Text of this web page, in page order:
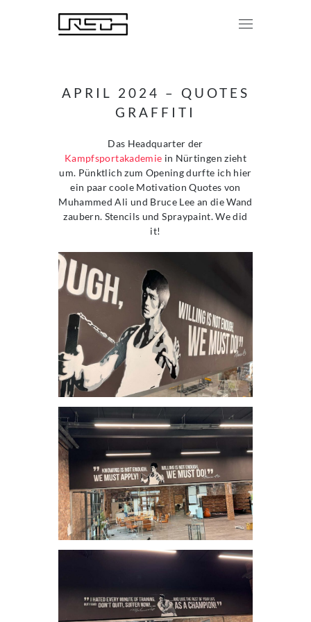
APRIL 2024 – QUOTES
GRAFFITI
Das Headquarter der
Kampfsportakademie in Nürtingen zieht
um. Pünktlich zum Opening durfte ich hier
ein paar coole Motivation Quotes von
Muhammed Ali und Bruce Lee an die Wand
zaubern. Stencils und Spraypaint. We did
it!